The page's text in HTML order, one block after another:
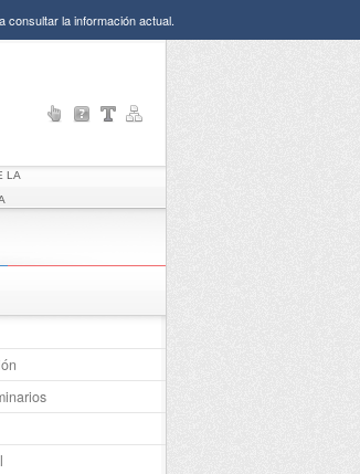
consultar la información actual.
LA